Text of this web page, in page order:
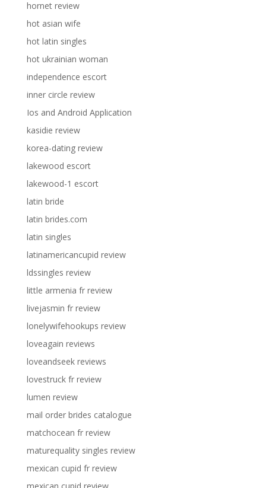
hornet review
hot asian wife
hot latin singles
hot ukrainian woman
independence escort
inner circle review
Ios and Android Application
kasidie review
korea-dating review
lakewood escort
lakewood-1 escort
latin bride
latin brides.com
latin singles
latinamericancupid review
ldssingles review
little armenia fr review
livejasmin fr review
lonelywifehookups review
loveagain reviews
loveandseek reviews
lovestruck fr review
lumen review
mail order brides catalogue
matchocean fr review
maturequality singles review
mexican cupid fr review